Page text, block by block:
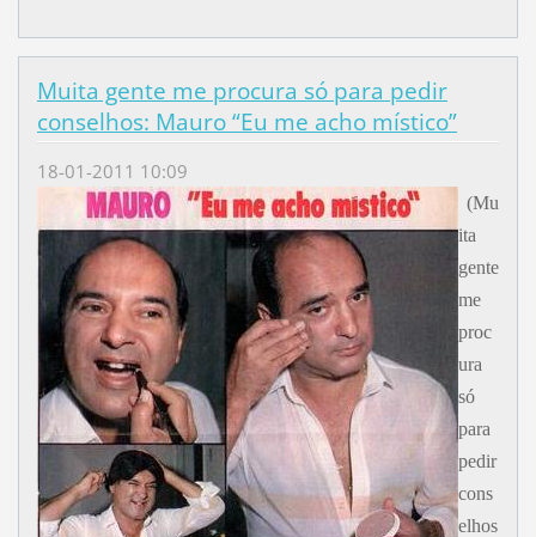
Muita gente me procura só para pedir
conselhos: Mauro “Eu me acho místico”
18-01-2011 10:09
(Mu
ita
gente
me
proc
ura
só
para
pedir
cons
elhos